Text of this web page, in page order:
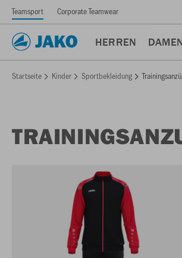
Teamsport Corporate Teamwear
HERREN
Startseite Kinder Sportbekleidung